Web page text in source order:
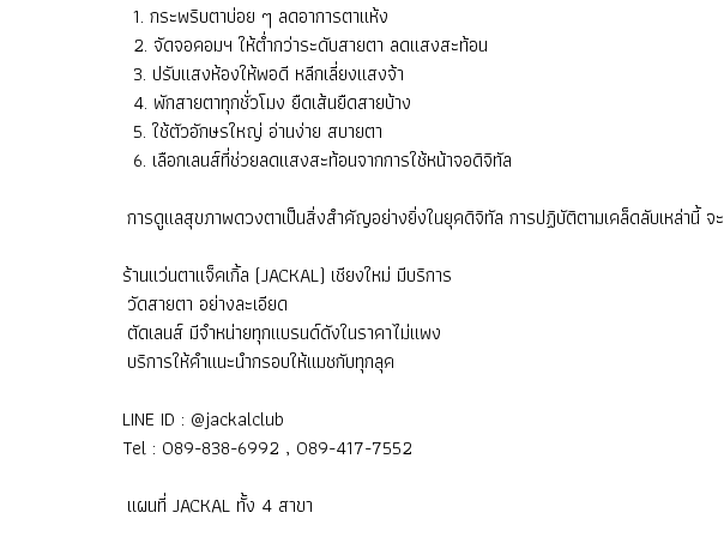
1. กระพริบตาบ่อย ๆ ลดอาการตาแห้ง
2. จัดจอคอมฯ ให้ต่ำกว่าระดับสายตา ลดแสงสะท้อน
3. ปรับแสงห้องให้พอดี หลีกเลี่ยงแสงจ้า
4. พักสายตาทุกชั่วโมง ยืดเส้นยืดสายบ้าง
5. ใช้ตัวอักษรใหญ่ อ่านง่าย สบายตา
6. เลือกเลนส์ที่ช่วยลดแสงสะท้อนจากการใช้หน้าจอดิจิทัล
การดูแลสุขภาพดวงตาเป็นสิ่งสำคัญอย่างยิ่งในยุคดิจิทัล การปฏิบัติตามเคล็ดลับเหล่านี้
ร้านแว่นตาแจ็คเกิ้ล (JACKAL) เชียงใหม่ มีบริการ
วัดสายตา อย่างละเอียด
ตัดเลนส์ มีจำหน่ายทุกแบรนด์ดังในราคาไม่แพง
บริการให้คำแนะนำกรอบให้แมชกับทุกลุค
LINE ID : @jackalclub
Tel : 089-838-6992 , 089-417-7552
แผนที่ JACKAL ทั้ง 4 สาขา